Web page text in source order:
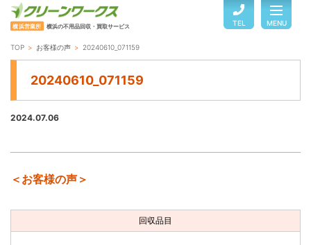
横浜営業所 横浜の不用品回収・買取サービス TEL MENU
TOP
ご利用の流れ
TOP お客様の声 20240610_071159
20240610_071159
2024.07.06
＜お客様の声＞
回収品目